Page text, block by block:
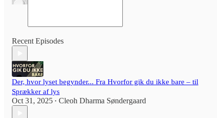
Recent Episodes
Der, hvor lyset begynder... Fra Hvorfor gik du ikke bare – til
Sprækker af lys
Oct 31, 2025 • Cleoh Dharma Søndergaard